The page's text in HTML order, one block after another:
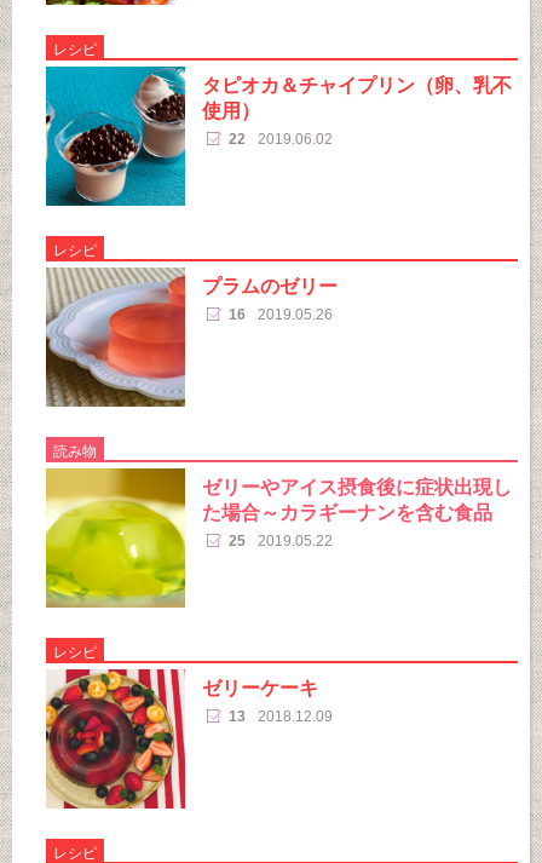
レシピ
タピオカ＆チャイプリン（卵、乳不
使用）
22 2019.06.02
レシピ
プラムのゼリー
16 2019.05.26
読み物
ゼリーやアイス摂食後に症状出現し
た場合～カラギーナンを含む食品
25 2019.05.22
レシピ
ゼリーケーキ
13 2018.12.09
レシピ